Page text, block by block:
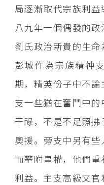
局逐漸取代宗族利
八九年一個偶發的
劉氏政治新貴的生
彭城作為宗族精神
期，精英份子中不
支一些猶在奮鬥中
干祿，不是不足照
奧援。旁支中另有
而攀附皇權，他們
利益。主支高級文